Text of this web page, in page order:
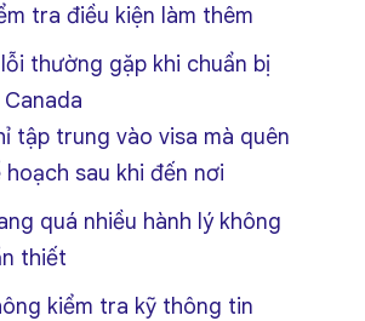
tra điều kiện làm thêm
thường gặp khi chuẩn bị
tập trung vào visa mà quên
hoạch sau khi đến nơi
quá nhiều hành lý không
thiết
kiểm tra kỹ thông tin